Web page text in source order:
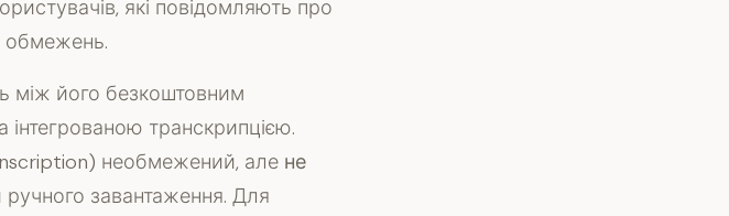
які повідомляють про
обмежень.
між його безкоштовним
інтегрованою транскрипцією.
необмежений, але не
завантаження. Для